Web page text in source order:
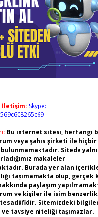
İletişim: Skype:
Bu internet sitesi, herhangi
veya şahıs şirketi ile hiçbir
bulunmamaktadır. Sitede
makaleler
Burada yer alan
taşımamakta olup, gerçek
paylaşım
ve kişiler ile isim
Sitemizdeki
tavsiye niteliği taşımazlar.